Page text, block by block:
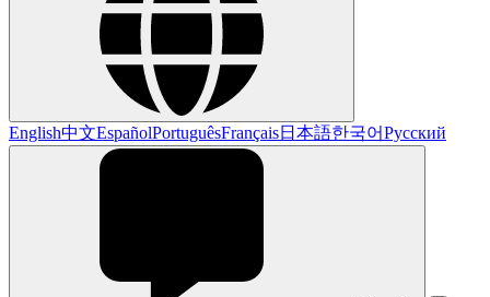
English中文EspañolPortuguêsFrançais日本語한국어Русский